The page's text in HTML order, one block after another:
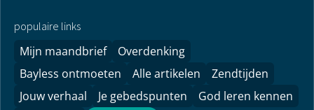
populaire links
Mijn maandbrief
Overdenking
Bayless ontmoeten
Alle artikelen
Zendtijden
Jouw verhaal
Je gebedspunten
God leren kennen